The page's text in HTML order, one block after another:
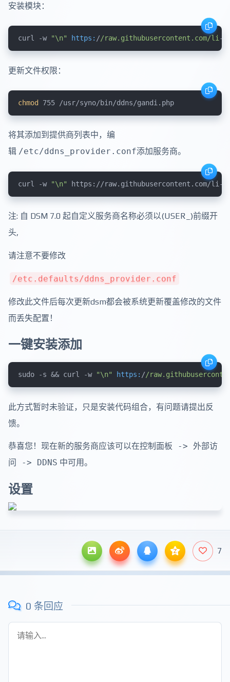
安装模块：
curl -w "\n" https: //raw.githubusercontent.com/li-
更新文件权限：
chmod 755 /usr/syno/bin/ddns/gandi.php
将其添加到提供商列表中， 编
辑 /etc/ddns_provider.conf添加服务商。
curl -w "\n" https://raw.githubusercontent.com/li-
注: 自 DSM 7.0 起自定义服务商名称必须以(USER_)前缀开
头,
请注意不要修改
/etc.defaults/ddns_provider.conf
修改此文件后每次更新dsm都会被系统更新覆盖修改的文件
而丢失配置！
一键安装添加
sudo -s && curl -w "\n" https: //
此方式暂时未验证，只是安装代码组合，有问题请提出反
馈。
恭喜您！现在新的服务商应该可以在控制面板 -> 外部访
问 -> DDNS 中可用。
设置
z 7
0 条回应